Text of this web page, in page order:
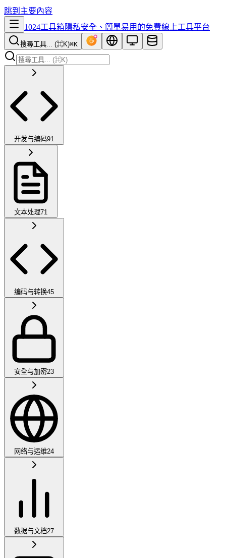
跳到主要內容
1024工具箱隱私安全、簡單易用的免費線上工具平台
搜尋工具... (⌘K)⌘K
开发与编码91
文本处理71
编码与转换45
安全与加密23
网络与运维24
数据与文档27